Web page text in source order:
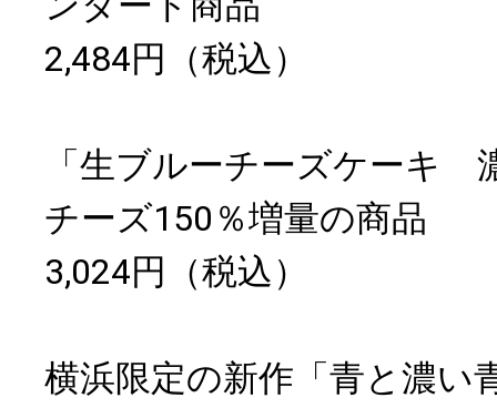
2,484円（税込）
「生ブルーチーズケーキ
チーズ150％増量の商品
3,024円（税込）
横浜限定の新作「青と濃い